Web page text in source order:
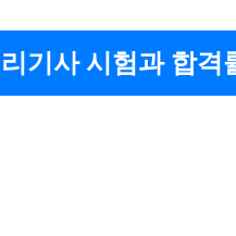
기사 시험과 합격